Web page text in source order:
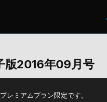
版2016年09月号
プレミアムプラン限定です。